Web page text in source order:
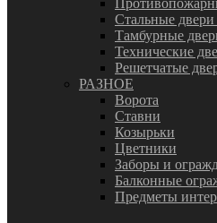
Стальные
Тамбурные
Технические
Решетчатые
РАЗНОЕ
Ворота
Ставни
Козырьки
Цветники
Заборы и
Балконные
Предметы